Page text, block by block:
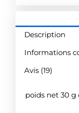
Description
Informations
Avis (19)
poids net 30 g